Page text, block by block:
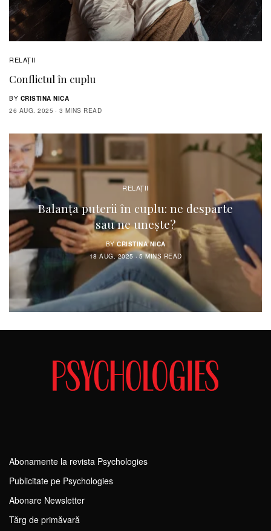
RELAŢII
Conflictul în cuplu
BY CRISTINA NICA
26 AUG. 2025
3 MINS READ
RELAŢII
Balanța puterii în cuplu: ne desparte
sau ne unește?
BY CRISTINA NICA
18 AUG. 2025
5 MINS READ
Abonamente la revista Psychologies
Publicitate pe Psychologies
Abonare Newsletter
Tărg de primăvară